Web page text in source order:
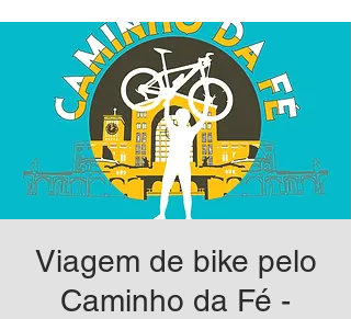
Viagem de bike pelo
Caminho da Fé -